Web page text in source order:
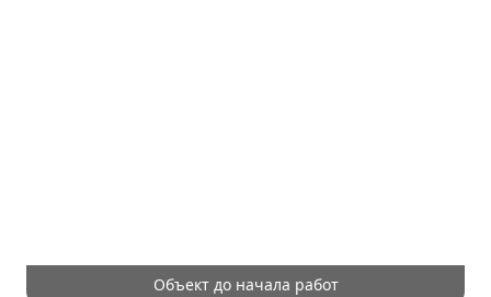
Объект до начала работ